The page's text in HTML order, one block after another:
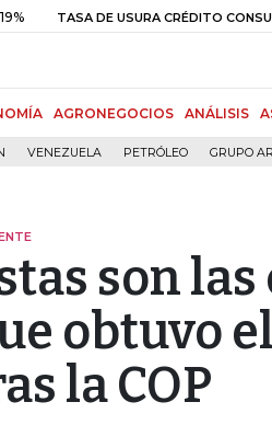
TASA DE USURA CRÉDITO CONSUMO
AGRONEGOCIOS ANÁLISIS
VENEZUELA PETRÓLEO GRUPO
son
obtuvo
la COP